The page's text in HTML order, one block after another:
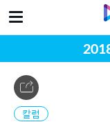
칼럼